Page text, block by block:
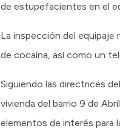
de estupefacientes en el
La inspección del equipaje
de cocaína, así como un
Siguiendo las directrices
vivienda del barrio 9 de
elementos de interés para